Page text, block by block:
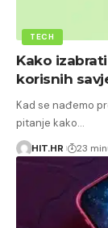
TECH
Kako
korisnih
Kad se nađemo
pitanje kako…
HIT.HR 23